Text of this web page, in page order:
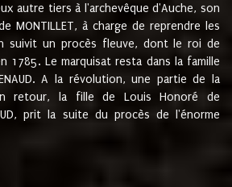
autre tiers à l'archevêque d'Auche, son
MONTILLET, à charge de reprendre les
suivit un procès fleuve, dont le roi de
1785. Le marquisat resta dans la famille
A la révolution, une partie de la
retour, la fille de Louis Honoré de
prit la suite du procès de l'énorme